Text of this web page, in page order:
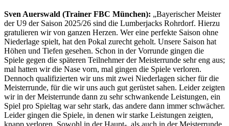
Sven Auerswald (Trainer FBC München): „Bayerischer Meister
der U9 der Saison 2025/26 sind die Lumberjacks Rohrdorf. Hierzu
gratulieren wir von ganzen Herzen. Wer eine perfekte Saison ohne
Niederlage spielt, hat den Pokal zurecht geholt. Unsere Saison hat
Höhen und Tiefen gesehen. Schon in der Vorrunde gingen die
Spiele gegen die späteren Teilnehmer der Meisterrunde sehr eng aus;
mal hatten wir die Nase vorn, mal gingen die Spiele verloren.
Dennoch qualifizierten wir uns mit zwei Niederlagen sicher für die
Meisterrunde, für die wir uns auch gut gerüstet sahen. Leider zeigten
wir in der Meisterrunde dann zu sehr schwankende Leistungen, ein
Spiel pro Spieltag war sehr stark, das andere dann immer schwächer.
Leider gingen die Spiele, in denen wir starke Leistungen zeigten,